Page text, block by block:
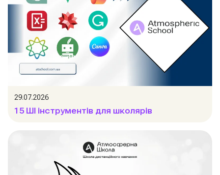
29.07.2026
15 ШІ інструментів для школярів